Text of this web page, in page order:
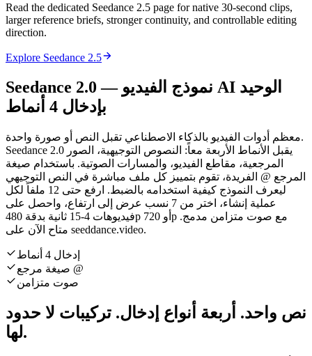
Read the dedicated Seedance 2.5 page for native 30-second clips,
larger reference briefs, stronger continuity, and controllable editing
direction.
Explore Seedance 2.5
Seedance 2.0 — نموذج الفيديو AI الوحيد
بإدخال 4 أنماط
معظم أدوات الفيديو بالذكاء الاصطناعي تقبل النص أو صورة واحدة.
Seedance 2.0 يقبل الأنماط الأربعة معاً: النصوص التوجيهية، الصور
المرجعية، مقاطع الفيديو، والمسارات الصوتية. باستخدام صيغة
المرجع @ الفريدة، تقوم بتمييز كل ملف مباشرة في النص التوجيهي
ليعرف النموذج كيفية استخدامه بالضبط. ارفع حتى 12 ملفاً لكل
عملية إنشاء، اختر من 7 نسب عرض إلى ارتفاع، واحصل على
فيديوهات 4-15 ثانية بدقة 480p أو 720p مع صوت متزامن مدمج.
متاح الآن على seeddance.video.
إدخال 4 أنماط
صيغة مرجع @
صوت متزامن
نص واحد. أربعة أنواع إدخال. تركيبات لا حدود
لها.